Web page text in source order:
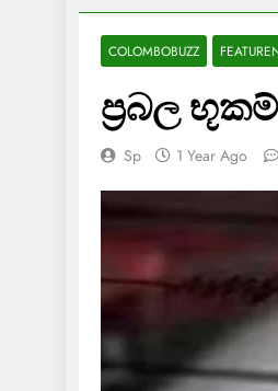
COLOMBOBUZZ
ප්‍රබල
Sp 1 Year Ago